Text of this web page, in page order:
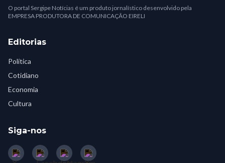
O portal Sergipe Notícias é um produto jornalístico desenvolvido pela
EMPRESA PRODUTORA DE COMUNICAÇÃO EIRELI
Editorias
Política
Cotidiano
Economia
Cultura
Siga-nos